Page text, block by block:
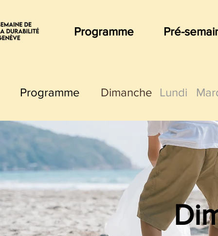
Programme Pré-
Programme Dimanche Lundi